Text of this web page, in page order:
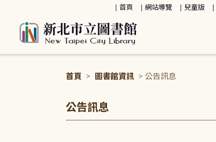
首頁 網站導覽 兒童版
首頁 > 圖書館資訊 > 公告訊息
公告訊息